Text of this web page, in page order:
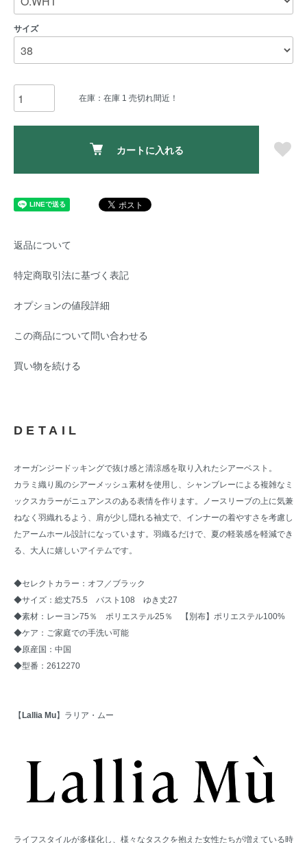
サイズ
在庫：在庫 1 売切れ間近！
カートに入れる
返品について
特定商取引法に基づく表記
オプションの値段詳細
この商品について問い合わせる
買い物を続ける
DETAIL
オーガンジードッキングで抜け感と清涼感を取り入れたシアーベスト。
カラミ織り風のシアーメッシュ素材を使用し、シャンブレーによる複雑なミ
ックスカラーがニュアンスのある表情を作ります。ノースリーブの上に気兼
ねなく羽織れるよう、肩が少し隠れる袖丈で、インナーの着やすさを考慮し
たアームホール設計になっています。羽織るだけで、夏の軽装感を軽減でき
る、大人に嬉しいアイテムです。
◆セレクトカラー：オフ／ブラック
◆サイズ：総丈75.5 バスト108 ゆき丈27
◆素材：レーヨン75％ ポリエステル25％ 【別布】ポリエステル100%
◆ケア：ご家庭での手洗い可能
◆原産国：中国
◆型番：2612270
【 Lallia Mu】ラリア・ムー
ライフスタイルが多様化し、様々なタスクを抱えた女性たちが増えている時